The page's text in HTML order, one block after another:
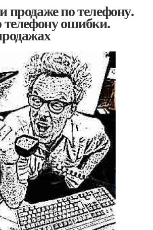
по телефону.
ошибки.